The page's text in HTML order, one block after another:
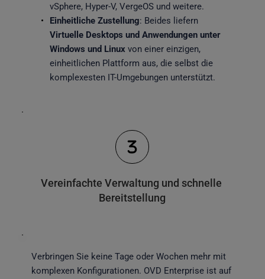
vSphere, Hyper-V, VergeOS und weitere.
Einheitliche Zustellung
: Beides liefern
Virtuelle Desktops und Anwendungen unter
Windows und Linux von einer einzigen,
einheitlichen Plattform aus, die selbst die
komplexesten IT-Umgebungen unterstützt.
Vereinfachte Verwaltung und schnelle
Bereitstellung
Verbringen Sie keine Tage oder Wochen mehr mit
komplexen Konfigurationen. OVD Enterprise ist auf